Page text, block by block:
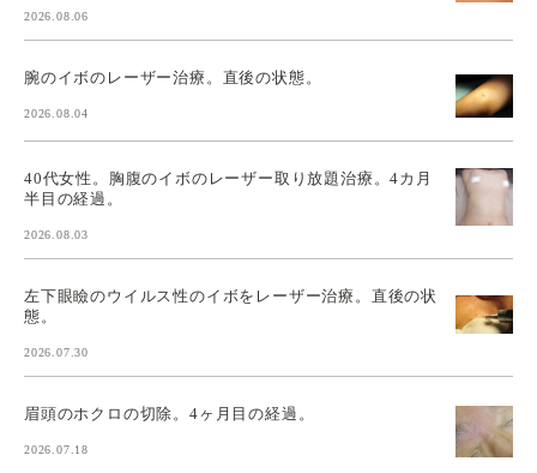
2026.08.06
腕のイボのレーザー治療。直後の状態。
2026.08.04
40代女性。胸腹のイボのレーザー取り放題治療。4カ月
半目の経過。
2026.08.03
左下眼瞼のウイルス性のイボをレーザー治療。直後の状
態。
2026.07.30
眉頭のホクロの切除。4ヶ月目の経過。
2026.07.18